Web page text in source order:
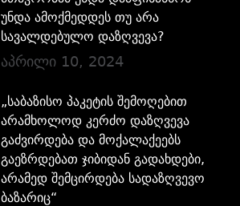
უნდა ამოქმედდეს თუ არა
სავალდებულო დაზღვევა?
აპრილი 10, 2024
„საბაზისო პაკეტის შემოღებით
არამხოლოდ კერძო დაზღვევა
გაძვირდება და მოქალაქეებს
გაეზრდებათ ჯიბიდან გადახდები,
არამედ შემცირდება სადაზღვევო
ბაზარიც“